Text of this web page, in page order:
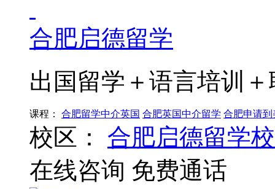
合肥启德留学
出国留学＋语言培训
课程： 合肥留学中介英国 合肥英国中介留学 合肥申请到
校区：
合肥启德留学
在线咨询 免费通话